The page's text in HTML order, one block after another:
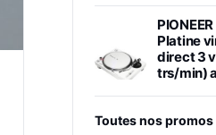
Platine
direct 3
trs/min)
Toutes nos